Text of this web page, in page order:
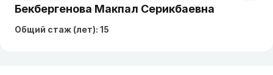
Бекбергенова Макпал Серикбаевна
Общий стаж (лет): 15